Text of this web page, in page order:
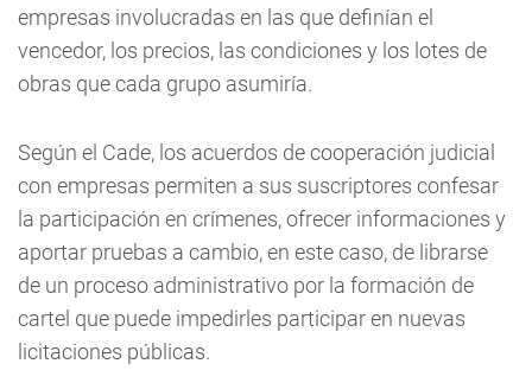
empresas involucradas en las que definían el
vencedor, los precios, las condiciones y los lotes de
obras que cada grupo asumiría.
Según el Cade, los acuerdos de cooperación judicial
con empresas permiten a sus suscriptores confesar
la participación en crímenes, ofrecer informaciones y
aportar pruebas a cambio, en este caso, de librarse
de un proceso administrativo por la formación de
cartel que puede impedirles participar en nuevas
licitaciones públicas.